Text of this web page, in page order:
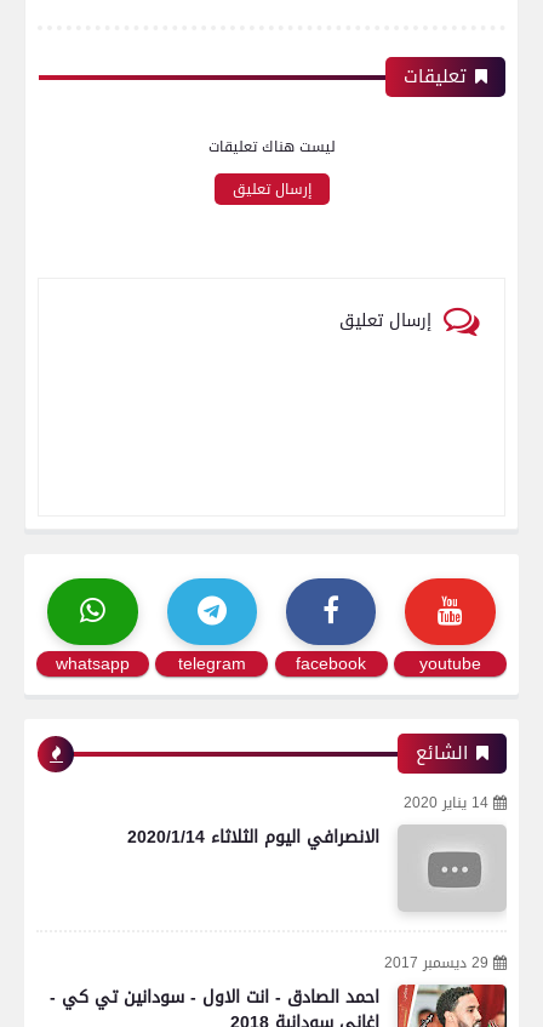
تعليقات
ليست هناك تعليقات
إرسال تعليق
إرسال تعليق
youtube
facebook
telegram
whatsapp
الشائع
14 يناير 2020
الانصرافي اليوم الثلاثاء 2020/1/14
29 ديسمبر 2017
احمد الصادق - انت الاول - سودانين تي كي -